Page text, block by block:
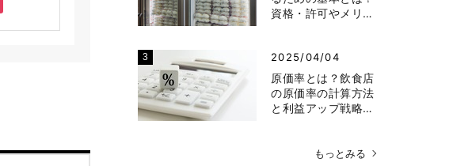
資格・許可やメリ…
2025/04/04
原価率とは？飲食店
の原価率の計算方法
と利益アップ戦略…
もっとみる